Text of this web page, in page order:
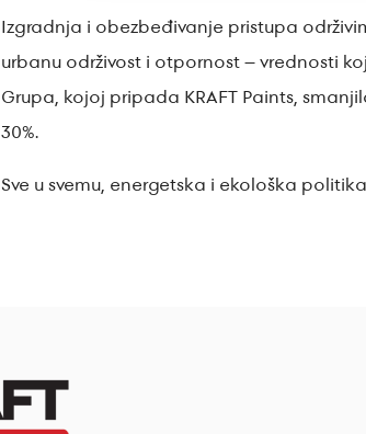
Izgradnja i obezbeđivanje pristupa
urbanu održivost i otpornost – vrednosti
Grupa, kojoj pripada KRAFT Paints,
30%.
Sve u svemu, energetska i ekološka